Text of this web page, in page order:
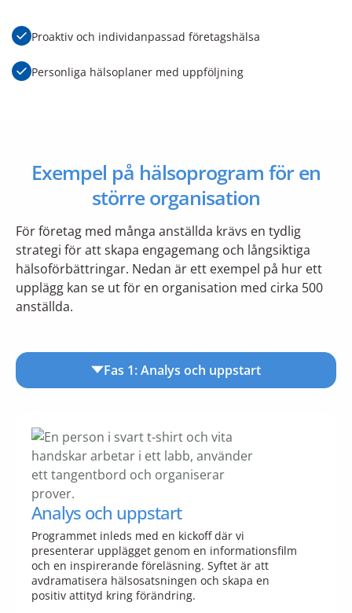
Proaktiv och individanpassad företagshälsa
Personliga hälsoplaner med uppföljning
Exempel på hälsoprogram för en
större organisation
För företag med många anställda krävs en tydlig
strategi för att skapa engagemang och långsiktiga
hälsoförbättringar. Nedan är ett exempel på hur ett
upplägg kan se ut för en organisation med cirka 500
anställda.
Fas 1: Analys och uppstart
Analys och uppstart
Programmet inleds med en kickoff där vi
presenterar upplägget genom en informationsfilm
och en inspirerande föreläsning. Syftet är att
avdramatisera hälsosatsningen och skapa en
positiv attityd kring förändring.